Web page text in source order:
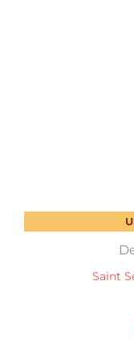
Saint